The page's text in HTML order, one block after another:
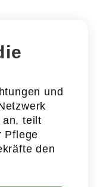
und
an, teilt
Pflege
den